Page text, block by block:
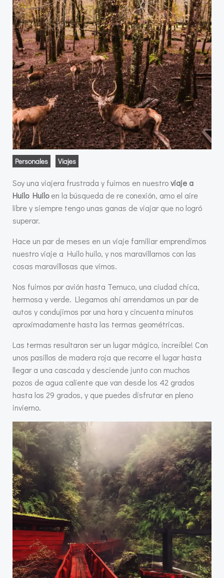
Personales Viajes
Soy una viajera frustrada y fuimos en nuestroviaje a
Huilo Huiloen la búsqueda de re conexión, amo el aire
libre y siempre tengo unas ganas de viajar que no logró
superar.
Hace un par de meses en un viaje familiar emprendimos
nuestro viaje a Huilo huilo, y nos maravillamos con las
cosas maravillosas que vimos.
Nos fuimos por avión hasta Temuco, una ciudad chica,
hermosa y verde. Llegamos ahí arrendamos un par de
autos y condujimos por una hora y cincuenta minutos
aproximadamente hasta las termas geométricas.
Las termas resultaron ser un lugar mágico, increíble! Con
unos pasillos de madera roja que recorre el lugar hasta
llegar a una cascada y desciende junto con muchos
pozos de agua caliente que van desde los 42 grados
hasta los 29 grados, y que puedes disfrutar en pleno
invierno.